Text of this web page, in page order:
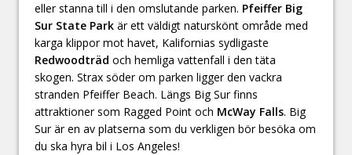
eller stanna till i den omslutande parken. Pfeiffer Big
Sur State Park är ett väldigt naturskönt område med
karga klippor mot havet, Kalifornias sydligaste
Redwoodträd och hemliga vattenfall i den täta
skogen. Strax söder om parken ligger den vackra
stranden Pfeiffer Beach. Längs Big Sur finns
attraktioner som Ragged Point och McWay Falls. Big
Sur är en av platserna som du verkligen bör besöka om
du ska hyra bil i Los Angeles!